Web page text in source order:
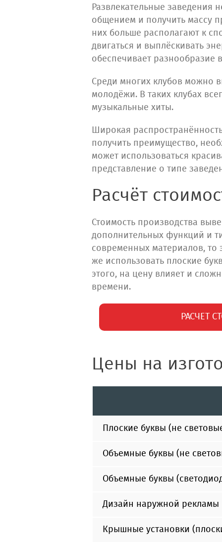
Развлекательные
общением и получить массу
них больше располагают к
двигаться и выплёскивать
обеспечивает разнообразие
Среди многих клубов можно
молодёжи. В таких клубах
музыкальные хиты.
Широкая
получить преимущество,
может использоваться
представление о типе
Расчёт
Стоимость производства
дополнительных функций и
современных материалов, то
же использовать плоские
этого, на цену влияет и
времени.
РАСЧЕТ
Цены на
Плоские буквы (не
Объемные буквы (не
Объемные буквы
Дизайн наружной рекламы
Крышные установки